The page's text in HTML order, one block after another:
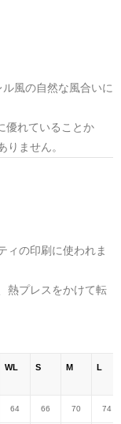
風の自然な風合いに
優れていることか
りません。
ィの印刷に使われま
熱プレスをかけて転
WL S M L
64 66 70 74